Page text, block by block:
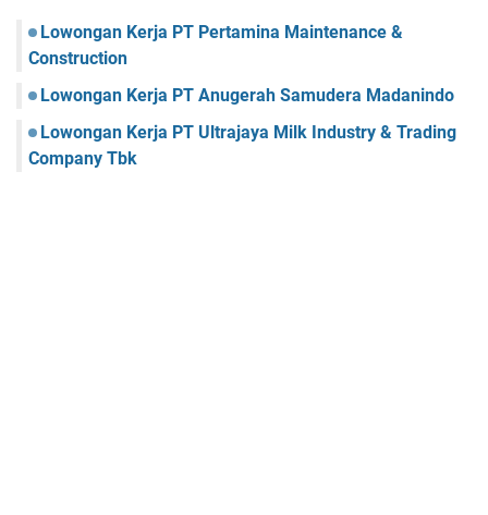
Lowongan Kerja PT Pertamina Maintenance &
Construction
Lowongan Kerja PT Anugerah Samudera Madanindo
Lowongan Kerja PT Ultrajaya Milk Industry & Trading
Company Tbk